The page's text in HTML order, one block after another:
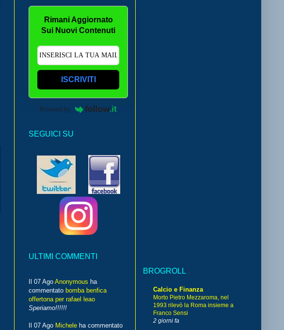
Rimani Aggiornato
Sui Nuovi Contenuti
ISCRIVITI
Powered by
SEGUICI SU
ULTIMI COMMENTI
Il 07 Ago Anonymous ha
commentato bomba benfica
offertona per rafael leao
Speriamo!!!!!!
Il 07 Ago Michele ha commentato
BROGROLL
Calcio e Finanza
Morto Pietro Mezzaroma, nel
1993 rilevò la Roma insieme a
Franco Sensi
2 giorni fa